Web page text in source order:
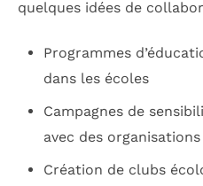
quelques idées de
Programmes
dans les écoles
Campagnes de
avec des
Création de clubs